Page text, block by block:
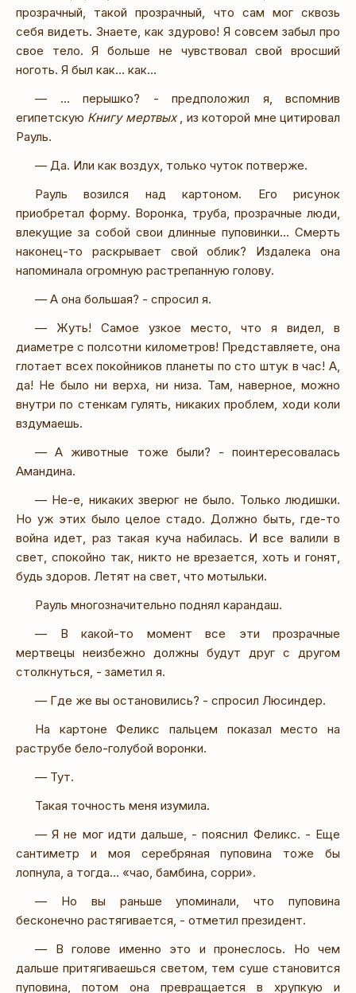
прозрачный, такой прозрачный, что сам мог сквозь
себя видеть. Знаете, как здурово! Я совсем забыл про
свое тело. Я больше не чувствовал свой вросший
ноготь. Я был как… как…
— … перышко? - предположил я, вспомнив
египетскую Книгу мертвых, из которой мне цитировал
Рауль.
— Да. Или как воздух, только чуток потверже.
Рауль возился над картоном. Его рисунок
приобретал форму. Воронка, труба, прозрачные люди,
влекущие за собой свои длинные пуповинки… Смерть
наконец-то раскрывает свой облик? Издалека она
напоминала огромную растрепанную голову.
— А она большая? - спросил я.
— Жуть! Самое узкое место, что я видел, в
диаметре с полсотни километров! Представляете, она
глотает всех покойников планеты по сто штук в час! А,
да! Не было ни верха, ни низа. Там, наверное, можно
внутри по стенкам гулять, никаких проблем, ходи коли
вздумаешь.
— А животные тоже были? - поинтересовалась
Амандина.
— Не-е, никаких зверюг не было. Только людишки.
Но уж этих было целое стадо. Должно быть, где-то
война идет, раз такая куча набилась. И все валили в
свет, спокойно так, никто не врезается, хоть и гонят,
будь здоров. Летят на свет, что мотыльки.
Рауль многозначительно поднял карандаш.
— В какой-то момент все эти прозрачные
мертвецы неизбежно должны будут друг с другом
столкнуться, - заметил я.
— Где же вы остановились? - спросил Люсиндер.
На картоне Феликс пальцем показал место на
раструбе бело-голубой воронки.
— Тут.
Такая точность меня изумила.
— Я не мог идти дальше, - пояснил Феликс. - Еще
сантиметр и моя серебряная пуповина тоже бы
лопнула, а тогда… «чао, бамбина, сорри».
— Но вы раньше упоминали, что пуповина
бесконечно растягивается, - отметил президент.
— В голове именно это и пронеслось. Но чем
дальше притягиваешься светом, тем суше становится
пуповина, потом она превращается в хрупкую и